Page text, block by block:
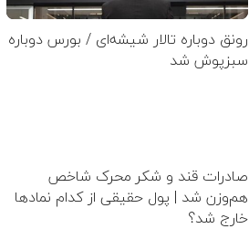
رونق دوباره تالار شیشه‌ای / بورس دوباره
سبزپوش شد
صادرات قند و شکر محرک شاخص
هم‌وزن شد | پول حقیقی از کدام نماد‌ها
خارج شد؟